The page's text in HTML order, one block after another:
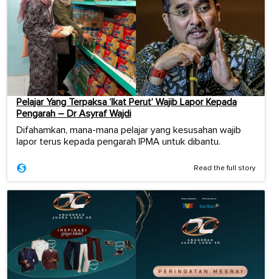
Pelajar Yang Terpaksa ‘Ikat Perut’ Wajib Lapor Kepada
Pengarah – Dr Asyraf Wajdi
Difahamkan, mana-mana pelajar yang kesusahan wajib
lapor terus kepada pengarah IPMA untuk dibantu.
Read the full story